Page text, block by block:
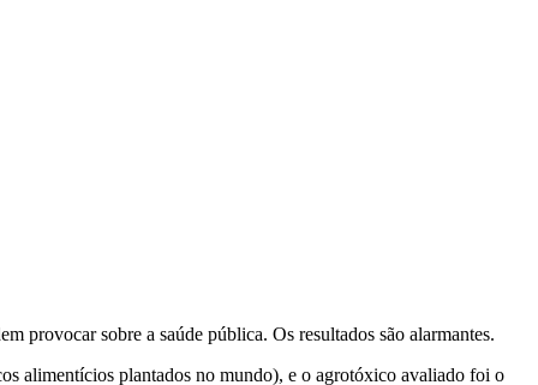
provocar sobre a saúde pública. Os resultados são alarmantes.
alimentícios plantados no mundo), e o agrotóxico avaliado foi o